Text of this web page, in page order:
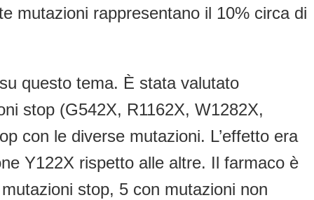
mutazioni rappresentano il 10% circa di
questo tema. È stata valutato
stop (G542X, R1162X, W1282X,
con le diverse mutazioni. L’effetto era
Y122X rispetto alle altre. Il farmaco è
stop, 5 con mutazioni non